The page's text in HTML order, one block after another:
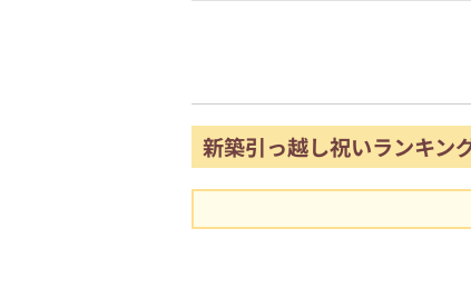
新築引っ越し祝いランキン